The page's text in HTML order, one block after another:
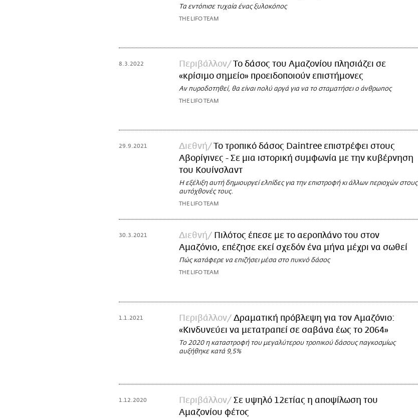
Τα εντόπισε τυχαία ένας ξυλοκόπος
THE LIFO TEAM
8.3.2022 Περιβάλλον Το δάσος του Αμαζονίου πλησιάζει σε
«κρίσιμο σημείο» προειδοποιούν επιστήμονες
Αν πυροδοτηθεί, θα είναι πολύ αργά για να το σταματήσει ο άνθρωπος
THE LIFO TEAM
29.9.2021 Διεθνή
Το τροπικό δάσος Daintree επιστρέφει στους
Αβορίγινες - Σε μια ιστορική συμφωνία με την κυβέρνηση
του Κουίνσλαντ
Η εξέλιξη αυτή δημιουργεί ελπίδες για την επιστροφή κι άλλων περιοχών στους
αυτόχθονές τους.
THE LIFO TEAM
30.3.2021 Διεθνή
Πιλότος έπεσε με το αεροπλάνο του στον
Αμαζόνιο, επέζησε εκεί σχεδόν ένα μήνα μέχρι να σωθεί
Πώς κατάφερε να επιζήσει μέσα στο πυκνό δάσος
THE LIFO TEAM
1.1.2021 Περιβάλλον
Δραματική πρόβλεψη για τον Αμαζόνιο:
«Κινδυνεύει να μετατραπεί σε σαβάνα έως το 2064»
Το 2020 η καταστροφή του μεγαλύτερου τροπικού δάσους παγκοσμίως
αυξήθηκε κατά 9,5%
1.12.2020 Περιβάλλον
Σε υψηλό 12ετίας η αποψίλωση του
Αμαζονίου φέτος